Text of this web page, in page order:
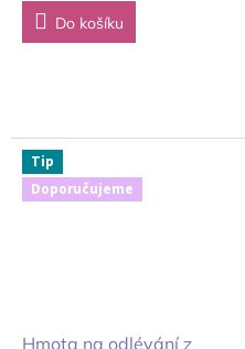
Do košíku
Tip
Doporučujeme
Hmota na odlévání z